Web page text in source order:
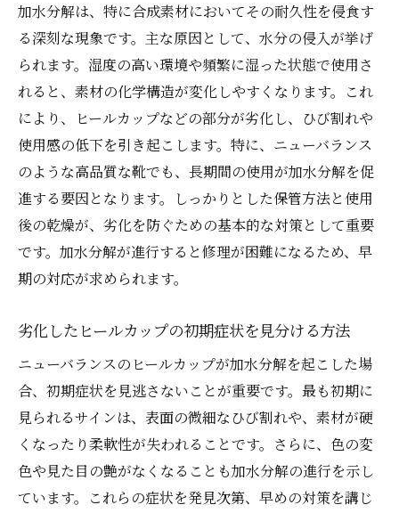
本革を使用するメリットとデメリット
修理に必要な材料と準備手順
本革ヒールカップの縫い付け方とは
接着工程での注意点とコツ
仕上がりを美しくするためのテクニック
長持ちさせるためのアフターケア方法
加水分解したニューバランスを復活させるため
の具体的な手順
修理工程の全体像と流れ
ヒールカップの除去と準備
新しいヒールカップの設置と固定
仕上がりを確認するチェックポイント
修理後の耐久性を高めるためのヒント
ニューバランスのヒールカップを再生するため
の実例紹介
修理が成功した事例の詳細と写真
加水分解は、特に合成素材においてその耐久性を侵食す
る深刻な現象です。主な原因として、水分の侵入が挙げ
られます。湿度の高い環境や頻繁に湿った状態で使用さ
れると、素材の化学構造が変化しやすくなります。これ
により、ヒールカップなどの部分が劣化し、ひび割れや
使用感の低下を引き起こします。特に、ニューバランス
のような高品質な靴でも、長期間の使用が加水分解を促
進する要因となります。しっかりとした保管方法と使用
後の乾燥が、劣化を防ぐための基本的な対策として重要
です。加水分解が進行すると修理が困難になるため、早
期の対応が求められます。
劣化したヒールカップの初期症状を見分ける方法
ニューバランスのヒールカップが加水分解を起こした場
合、初期症状を見逃さないことが重要です。最も初期に
見られるサインは、表面の微細なひび割れや、素材が硬
くなったり柔軟性が失われることです。さらに、色の変
色や見た目の艶がなくなることも加水分解の進行を示し
ています。これらの症状を発見次第、早めの対策を講じ